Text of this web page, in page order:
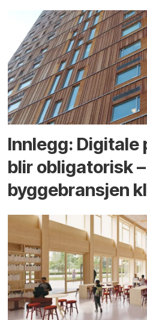
Innlegg: Digitale
blir obligatorisk
byggebransjen